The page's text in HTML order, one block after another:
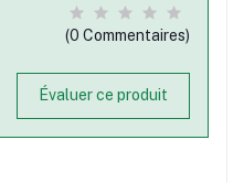
(0 Commentaires)
Évaluer ce produit